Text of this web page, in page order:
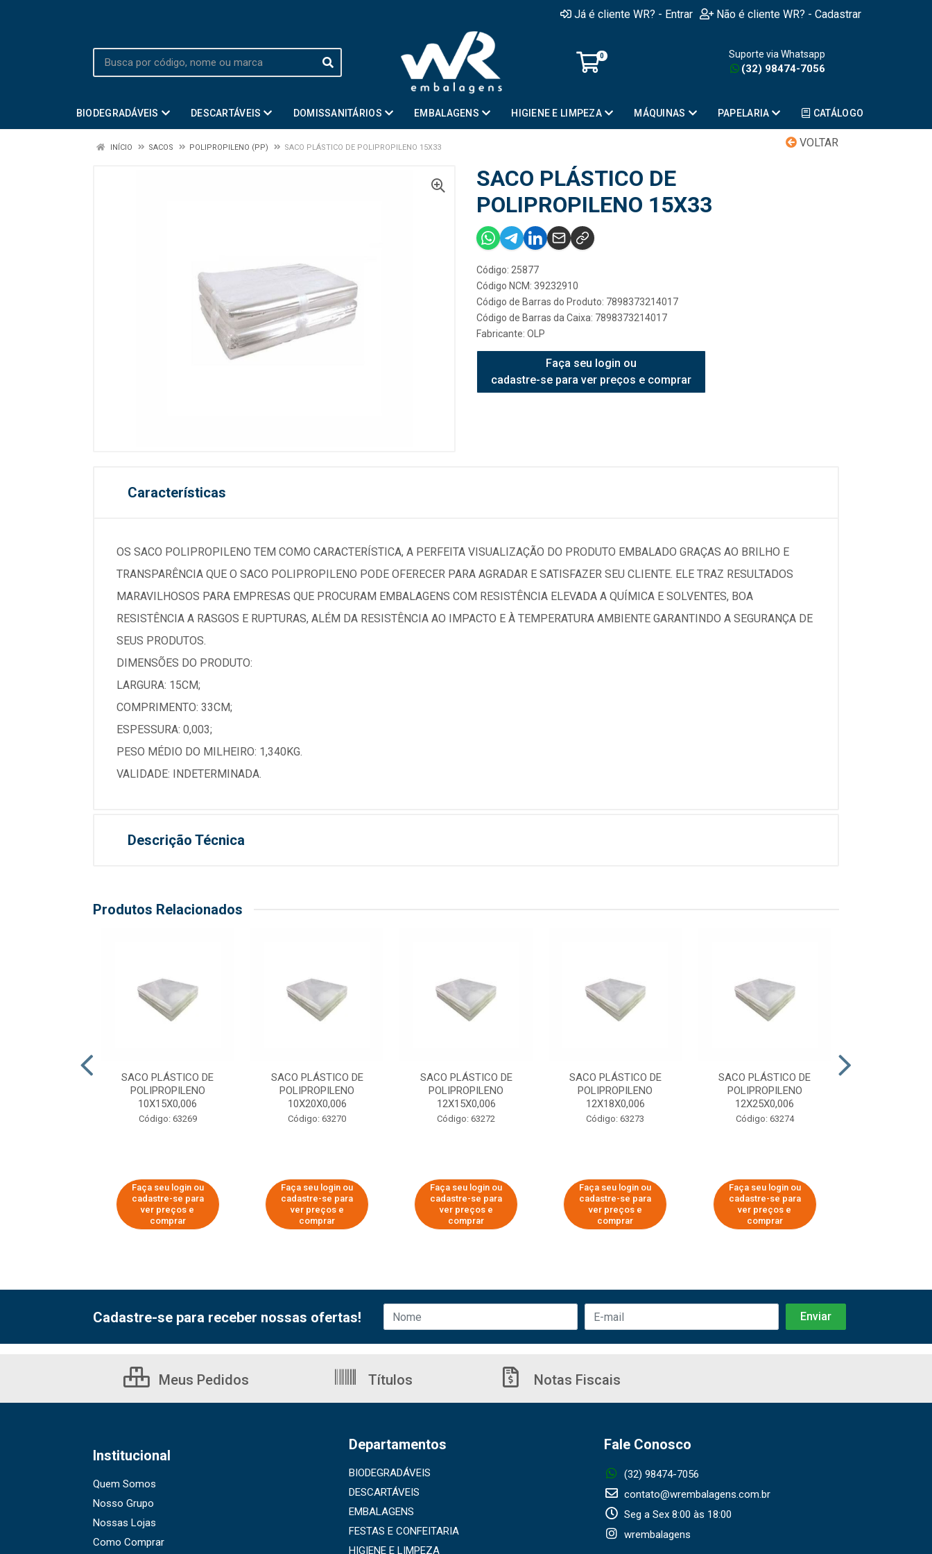
Já é cliente WR? - Entrar Não é cliente WR? - Cadastrar
0 Suporte via Whatsapp
(32) 98474-7056
BIODEGRADÁVEIS DESCARTÁVEIS DOMISSANITÁRIOS EMBALAGENS HIGIENE E LIMPEZA MÁQUINAS PAPELARIA CATÁLOGO
VOLTAR
INÍCIO SACOS POLIPROPILENO (PP) SACO PLÁSTICO DE POLIPROPILENO 15X33
SACO PLÁSTICO DE
POLIPROPILENO 15X33
Código: 25877
Código NCM: 39232910
Código de Barras do Produto: 7898373214017
Código de Barras da Caixa: 7898373214017
Fabricante: OLP
Faça seu login ou
cadastre-se para ver preços e comprar
Características
OS SACO POLIPROPILENO TEM COMO CARACTERÍSTICA, A PERFEITA VISUALIZAÇÃO DO PRODUTO EMBALADO GRAÇAS AO BRILHO E
TRANSPARÊNCIA QUE O SACO POLIPROPILENO PODE OFERECER PARA AGRADAR E SATISFAZER SEU CLIENTE. ELE TRAZ RESULTADOS
MARAVILHOSOS PARA EMPRESAS QUE PROCURAM EMBALAGENS COM RESISTÊNCIA ELEVADA A QUÍMICA E SOLVENTES, BOA
RESISTÊNCIA A RASGOS E RUPTURAS, ALÉM DA RESISTÊNCIA AO IMPACTO E À TEMPERATURA AMBIENTE GARANTINDO A SEGURANÇA DE
SEUS PRODUTOS.
DIMENSÕES DO PRODUTO:
LARGURA: 15CM;
COMPRIMENTO: 33CM;
ESPESSURA: 0,003;
PESO MÉDIO DO MILHEIRO: 1,340KG.
VALIDADE: INDETERMINADA.
Descrição Técnica
Produtos Relacionados
SACO PLÁSTICO DE
POLIPROPILENO
10X15X0,006
Código: 63269
Faça seu login ou
cadastre-se para
ver preços e
comprar
SACO PLÁSTICO DE
POLIPROPILENO
10X20X0,006
Código: 63270
Faça seu login ou
cadastre-se para
ver preços e
comprar
SACO PLÁSTICO DE
POLIPROPILENO
12X15X0,006
Código: 63272
Faça seu login ou
cadastre-se para
ver preços e
comprar
SACO PLÁSTICO DE
POLIPROPILENO
12X18X0,006
Código: 63273
Faça seu login ou
cadastre-se para
ver preços e
comprar
SACO PLÁSTICO DE
POLIPROPILENO
12X25X0,006
Código: 63274
Faça seu login ou
cadastre-se para
ver preços e
comprar
Cadastre-se para receber nossas ofertas!
Meus Pedidos Títulos Notas Fiscais
Institucional
Quem Somos
Nosso Grupo
Nossas Lojas
Como Comprar
Departamentos
BIODEGRADÁVEIS
DESCARTÁVEIS
EMBALAGENS
FESTAS E CONFEITARIA
HIGIENE E LIMPEZA
Fale Conosco
(32) 98474-7056
contato@wrembalagens.com.br
Seg a Sex 8:00 às 18:00
wrembalagens